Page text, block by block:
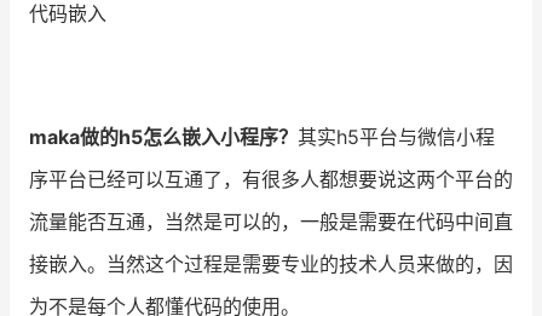
合作共进
认证服务商 设计服务商
有赞云 数据通服务
代码嵌入
maka做的h5怎么嵌入小程序？ 其实h5平台与微信小程
序平台已经可以互通了，有很多人都想要说这两个平台的
流量能否互通，当然是可以的，一般是需要在代码中间直
接嵌入。当然这个过程是需要专业的技术人员来做的，因
为不是每个人都懂代码的使用。